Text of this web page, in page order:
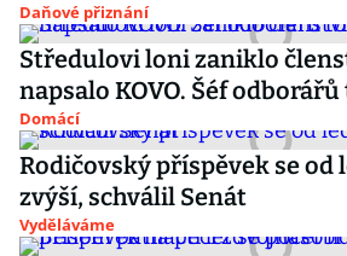
Daňové přiznání
Středulovi loni zaniklo
napsalo KOVO. Šéf
Domácí
Rodičovský příspěvek se od
zvýší, schválil Senát
Vyděláváme